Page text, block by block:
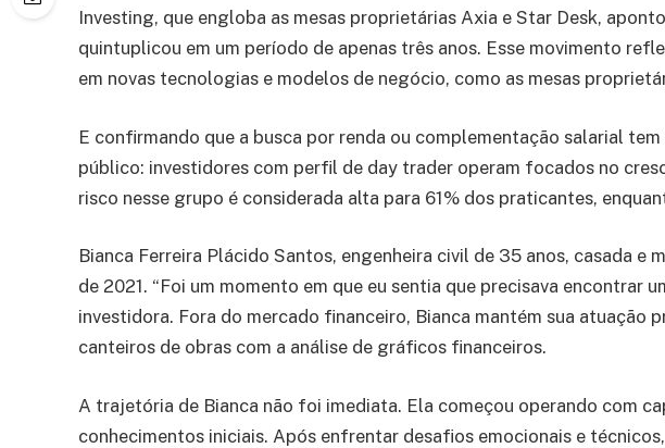
Investing, que engloba as mesas proprietárias Axia e Star Desk,
quintuplicou em um período de apenas três anos. Esse movimento
em novas tecnologias e modelos de negócio, como as mesas
E confirmando que a busca por renda ou complementação salarial
público: investidores com perfil de day trader operam focados no
risco nesse grupo é considerada alta para 61% dos praticantes,
Bianca Ferreira Plácido Santos, engenheira civil de 35 anos, casada
de 2021. “Foi um momento em que eu sentia que precisava encontrar
investidora. Fora do mercado financeiro, Bianca mantém sua
canteiros de obras com a análise de gráficos financeiros.
A trajetória de Bianca não foi imediata. Ela começou operando com
conhecimentos iniciais. Após enfrentar desafios emocionais e